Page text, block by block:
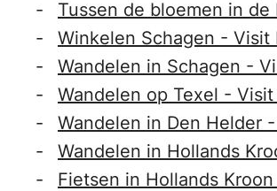
Tussen de bloemen in
Winkelen Schagen - Visit
Wandelen in Schagen -
Wandelen op Texel -
Wandelen in Den Helder
Wandelen in Hollands
Fietsen in Hollands